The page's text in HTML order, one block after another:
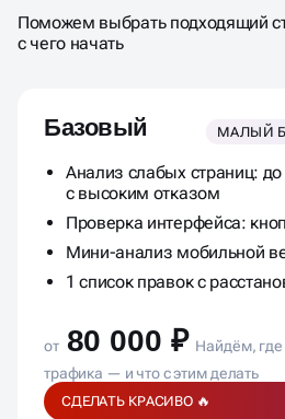
Поможем выбрать подходящий
с чего начать
Базовый МАЛЫЙ
Анализ слабых страниц:
с высоким отказом
Проверка интерфейса:
Мини-анализ мобильной
1 список правок с
от 80 000 ₽ Найдём, где
трафика — и что с этим делать
СДЕЛАТЬ КРАСИВО 🔥